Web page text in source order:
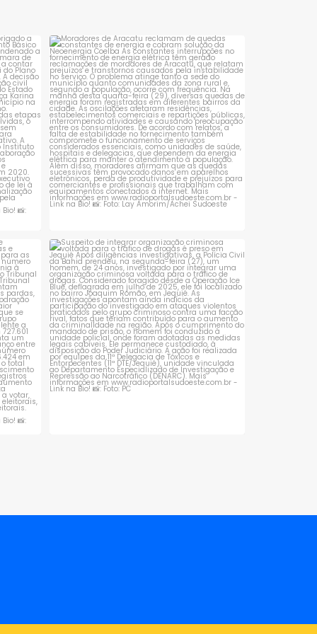
da Silva Castro,
é Moradores de Aracatu reclamam de
quedas constantes...
1 0
se Suspeito de integrar organização criminosa
voltada...
1 0